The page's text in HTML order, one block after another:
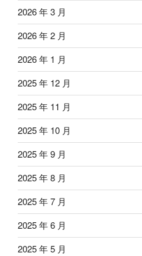
2026 年 3 月
2026 年 2 月
2026 年 1 月
2025 年 12 月
2025 年 11 月
2025 年 10 月
2025 年 9 月
2025 年 8 月
2025 年 7 月
2025 年 6 月
2025 年 5 月